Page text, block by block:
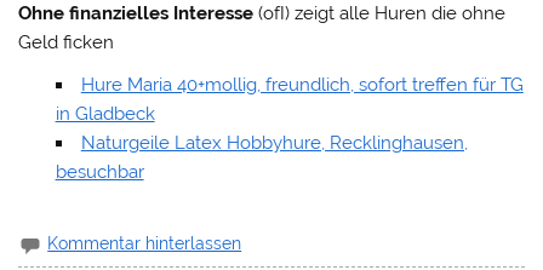
Ohne finanzielles Interesse (ofI) zeigt alle Huren die ohne
Geld ficken
Hure Maria 40+mollig, freundlich, sofort treffen für TG
in Gladbeck
Naturgeile Latex Hobbyhure, Recklinghausen,
besuchbar
Kommentar hinterlassen